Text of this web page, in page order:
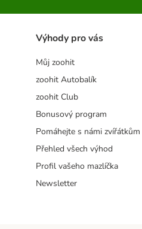
Výhody pro vás
Můj zoohit
zoohit Autobalík
zoohit Club
Bonusový program
Pomáhejte s námi zvířátkům
Přehled všech výhod
Profil vašeho mazlíčka
Newsletter